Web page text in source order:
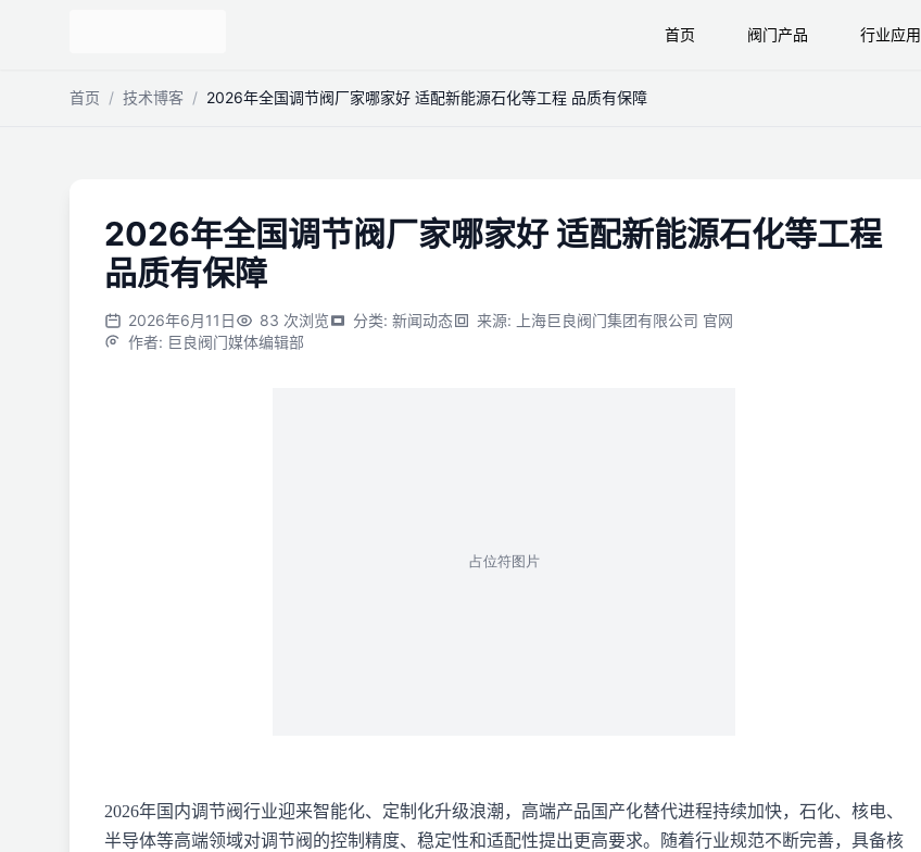
首页 阀门产品 行业应用
首页 / 技术博客 / 2026年全国调节阀厂家哪家好 适配新能源石化等工程 品质有保障
2026年全国调节阀厂家哪家好 适配新能源石化等工程
品质有保障
2026年6月11日 83 次浏览 分类: 新闻动态 来源:
上海巨良阀门集团有限公司 官网
作者: 巨良阀门媒体编辑部
2026年国内调节阀行业迎来智能化、定制化升级浪潮，高端产品国产化替代进程持续加快，石化、核电、
半导体等高端领域对调节阀的控制精度、稳定性和适配性提出更高要求。随着行业规范不断完善，具备核